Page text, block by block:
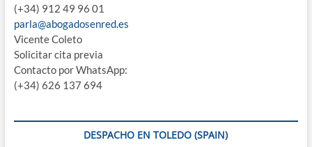
(+34) 912 49 96 01
parla@abogadosenred.es
Vicente Coleto
Solicitar cita previa
Contacto por WhatsApp:
(+34) 626 137 694
DESPACHO EN TOLEDO (SPAIN)